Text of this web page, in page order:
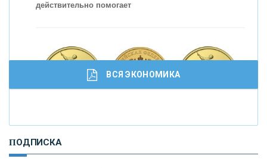
действительно помогает
И
сохранения и увеличения капитала
ВСЯ ЭКОНОМИКА
ПОДПИСКА